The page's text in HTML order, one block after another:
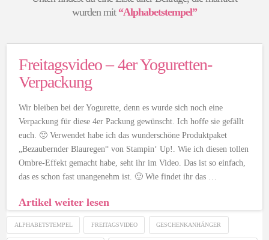
wurden mit “Alphabetstempel”
Freitagsvideo – 4er Yoguretten-
Verpackung
Wir bleiben bei der Yogurette, denn es wurde sich noch eine
Verpackung für diese 4er Packung gewünscht. Ich hoffe sie gefällt
euch. 🙂 Verwendet habe ich das wunderschöne Produktpaket
„Bezaubernder Blauregen“ von Stampin‘ Up!. Wie ich diesen tollen
Ombre-Effekt gemacht habe, seht ihr im Video. Das ist so einfach,
das es schon fast unangenehm ist. 🙂 Wie findet ihr das …
Artikel weiter lesen
ALPHABETSTEMPEL FREITAGSVIDEO GESCHENKANHÄNGER